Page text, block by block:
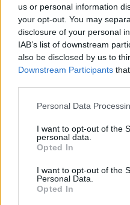
us or personal information
your opt-out. You may
disclosure of your personal
IAB’s list of downstream
also be disclosed by us to
Downstream Participants
Please note that this
not limited to your visit or
grant or deny consent to
use your data for below
consent section.
Personal Data
I want to opt-out of the
personal data.
Opted In
I want to opt-out of the
Personal Data.
Opted In
Kéthónapos a Tisza-
ELEMZÉSEK 2026. júl. 21.